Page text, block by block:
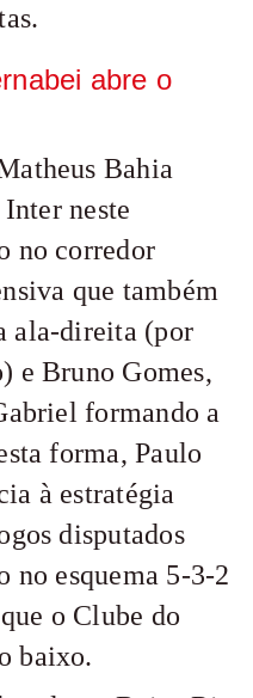
abre o
Bahia
neste
no corredor
que também
ala-direita (por
e Bruno Gomes,
formando a
forma, Paulo
à estratégia
disputados
no esquema 5-3-2
o Clube do
baixo.